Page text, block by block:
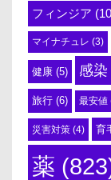
フィンジア
マイナチュレ (3)
健康 (5) 感染
旅行 (6) 最安値
災害対策 (4) 育
薬